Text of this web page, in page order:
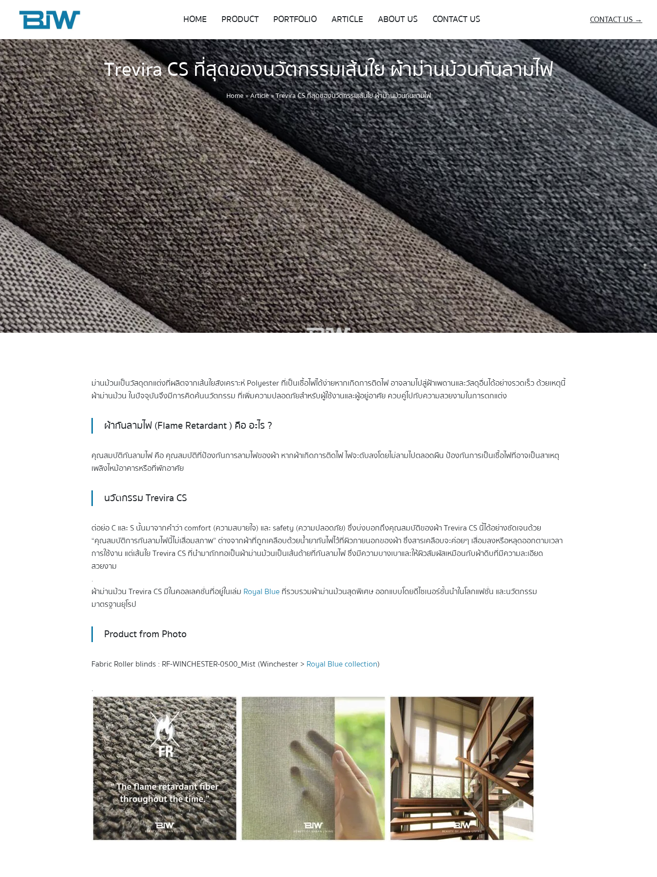
HOME PRODUCT PORTFOLIO ARTICLE ABOUT US CONTACT US CONTACT US →
Trevira CS ที่สุดของนวัตกรรมเส้นใย ผ้าม่านม้วนกันลามไฟ
Home»Article»Trevira CS ที่สุดของนวัตกรรมเส้นใย ผ้าม่านม้วนกันลามไฟ
ม่านม้วนเป็นวัสดุตกแต่งที่ผลิตจากเส้นใยสังเคราะห์ Polyester ที่เป็นเชื้อไฟได้ง่ายหากเกิดการติดไฟ อาจลามไปสู่ฝ้าเพดานและวัสดุอื่นได้อย่างรวดเร็ว ด้วยเหตุนี้
ผ้าม่านม้วน ในปัจจุบันจึงมีการคิดค้นนวัตกรรม ที่เพิ่มความปลอดภัยสำหรับผู้ใช้งานและผู้อยู่อาศัย ควบคู่ไปกับความสวยงามในการตกแต่ง
ผ้ากันลามไฟ (Flame Retardant ) คือ อะไร ?
คุณสมบัติกันลามไฟ คือ คุณสมบัติที่ป้องกันการลามไฟของผ้า หากผ้าเกิดการติดไฟ ไฟจะดับลงโดยไม่ลามไปตลอดผืน ป้องกันการเป็นเชื้อไฟที่อาจเป็นสาเหตุ
เพลิงไหม้อาคารหรือที่พักอาศัย
นวัตกรรม Trevira CS
ต่อย่อ C และ S นั้นมาจากคำว่า comfort (ความสบายใจ) และ safety (ความปลอดภัย) ซึ่งบ่งบอกถึงคุณสมบัติของผ้า Trevira CS นี้ได้อย่างชัดเจนด้วย
“คุณสมบัติการกันลามไฟนี้ไม่เสื่อมสภาพ” ต่างจากผ้าที่ถูกเคลือบด้วยน้ำยากันไฟไว้ที่ผิวภายนอกของผ้า ซึ่งสารเคลือบจะค่อยๆ เสื่อมลงหรือหลุดออกตามเวลา
การใช้งาน แต่เส้นใย Trevira CS ที่นำมาถักทอเป็นผ้าม่านม้วนเป็นเส้นด้ายที่กันลามไฟ ซึ่งมีความบางเบาและให้ผิวสัมผัสเหมือนกับผ้าดิบที่มีความละเอียด
สวยงาม
.
ผ้าม่านม้วน Trevira CS มีในคอลเลคชั่นที่อยู่ในเล่ม Royal Blueที่รวบรวมผ้าม่านม้วนสุดพิเศษ ออกแบบโดยดีไซเนอร์ชั้นนำในโลกแฟชั่น และนวัตกรรม
มาตรฐานยุโรป
Product from Photo
Fabric Roller blinds : RF-WINCHESTER-0500_Mist (Winchester > Royal Blue collection)
.